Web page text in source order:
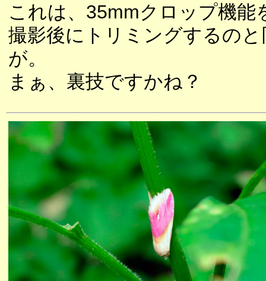
これは、35mmクロップ機能
撮影後にトリミングするの
が。
まぁ、裏技ですかね？